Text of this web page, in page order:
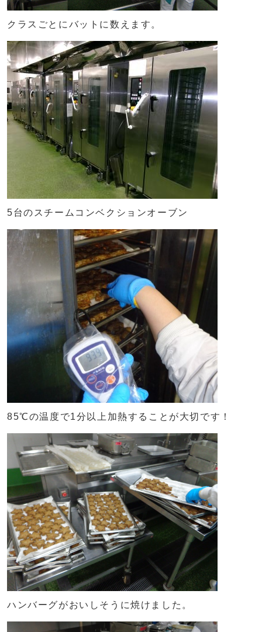
クラスごとにバットに数えます。
5台のスチームコンベクションオーブン
85℃の温度で1分以上加熱することが大切です！
ハンバーグがおいしそうに焼けました。